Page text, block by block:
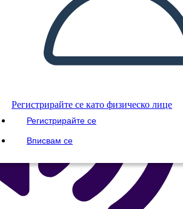
Регистрирайте се като физическо лице
Регистрирайте се
Вписвам се